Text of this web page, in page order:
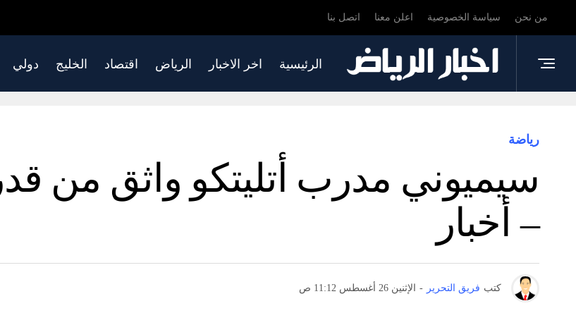
من نحن سياسة الخصوصية اعلن معنا اتصل بنا
الرئيسية اخر الاخبار الرياض اقتصاد الخليج دولي
رياضة
سيميوني مدرب أتليتكو ​​واثق من
– أخبار
كتب فريق التحرير - الإثنين 26 أغسطس 11:12 ص